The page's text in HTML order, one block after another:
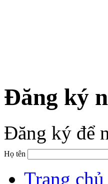
Đăng ký
Đăng ký để
Họ tên
Trang chủ